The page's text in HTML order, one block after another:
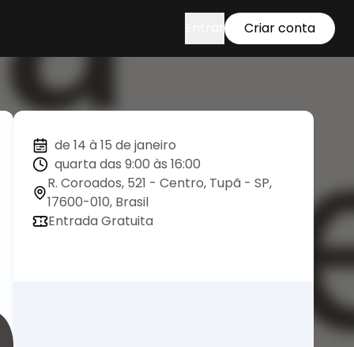
Criar conta
de 14 à 15 de janeiro
quarta das 9:00 às 16:00
R. Coroados, 521 - Centro, Tupã - SP,
17600-010, Brasil
Entrada Gratuita